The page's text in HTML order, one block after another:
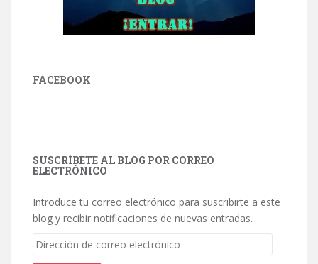
FACEBOOK
SUSCRÍBETE AL BLOG POR CORREO
ELECTRÓNICO
Introduce tu correo electrónico para suscribirte a este
blog y recibir notificaciones de nuevas entradas.
Dirección